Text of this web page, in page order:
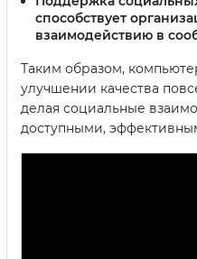
способствует
взаимодействию в
Таким образом,
улучшении качества
делая социальные
доступными,